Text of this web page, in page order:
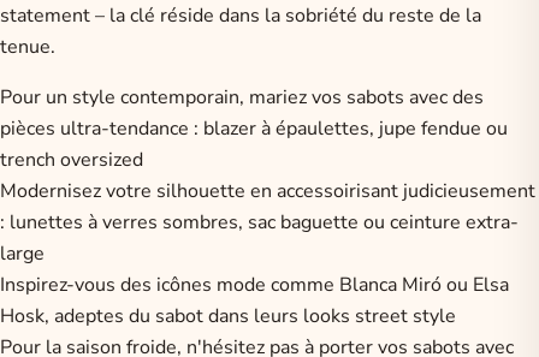
statement – la clé réside dans la sobriété du reste de la
tenue.
Pour un style contemporain, mariez vos sabots avec des
pièces ultra-tendance : blazer à épaulettes, jupe fendue ou
trench oversized
Modernisez votre silhouette en accessoirisant judicieusement
: lunettes à verres sombres, sac baguette ou ceinture extra-
large
Inspirez-vous des icônes mode comme Blanca Miró ou Elsa
Hosk, adeptes du sabot dans leurs looks street style
Pour la saison froide, n'hésitez pas à porter vos sabots avec